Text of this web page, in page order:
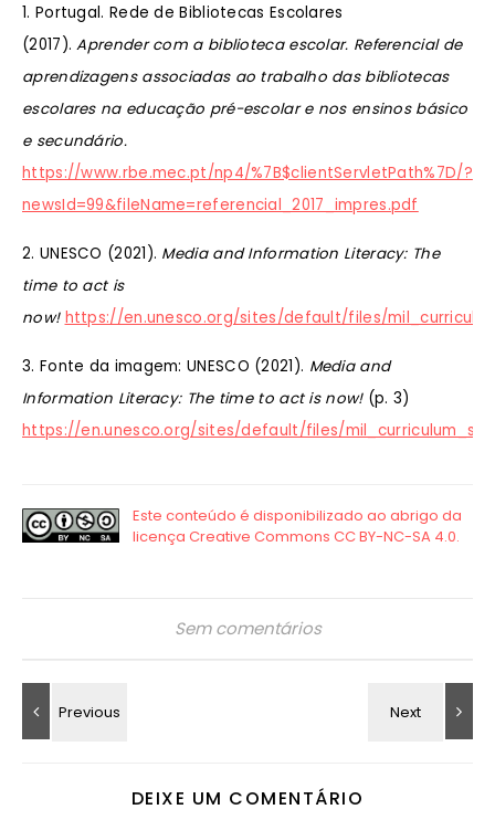
1. Portugal. Rede de Bibliotecas Escolares
(2017).Aprender com a biblioteca escolar. Referencial de
aprendizagens associadas ao trabalho das bibliotecas
escolares na educação pré-escolar e nos ensinos básico
e secundário.
https://www.rbe.mec.pt/np4/%7B$clientServletPath%7D/?
newsId=99&fileName=referencial_2017_impres.pdf
2. UNESCO (2021). Media and Information Literacy: The
time to act is
now! https://en.unesco.org/sites/default/files/
3. Fonte da imagem: UNESCO (2021). Media and
Information Literacy: The time to act is now! (p. 3)
https://en.unesco.org/sites/default/files/
Sem comentários
DEIXE UM COMENTÁRIO